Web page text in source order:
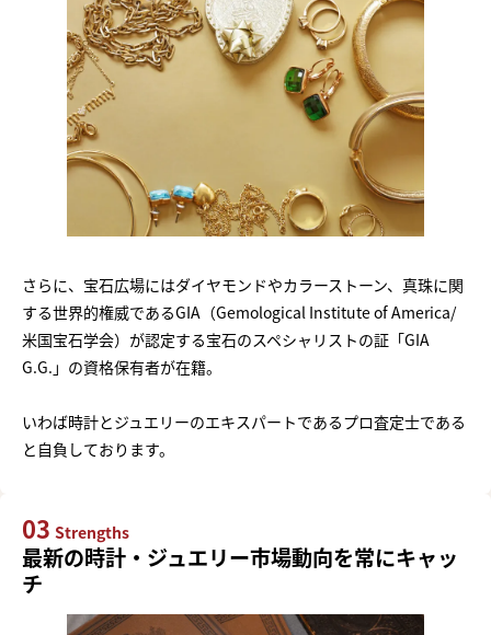
さらに、宝石広場にはダイヤモンドやカラーストーン、真珠に関
する世界的権威であるGIA（Gemological Institute of America/
米国宝石学会）が認定する宝石のスペシャリストの証「GIA
G.G.」の資格保有者が在籍。
いわば時計とジュエリーのエキスパートであるプロ査定士である
と自負しております。
03 Strengths
最新の時計・ジュエリー市場動向を常にキャッ
チ